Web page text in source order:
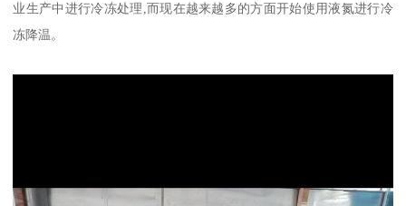
业生产中进行冷冻处理,而现在越来越多的方面开始使用液氮进行冷
冻降温。